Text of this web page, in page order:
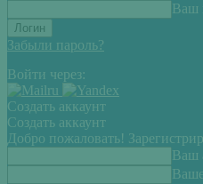
Ваш
Забыли пароль?
Войти через:
Создать аккаунт
Создать аккаунт
Добро пожаловать!
Ваш